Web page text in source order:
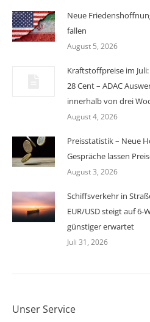
Neue
fallen
August 5, 2026
Kraftstoffpreise im
28 Cent – ADAC
innerhalb von drei
August 4, 2026
Preisstatistik – Neue
Gespräche lassen
August 3, 2026
Schiffsverkehr in
EUR/USD steigt auf 6-
günstiger erwartet
Juli 31, 2026
Unser Service